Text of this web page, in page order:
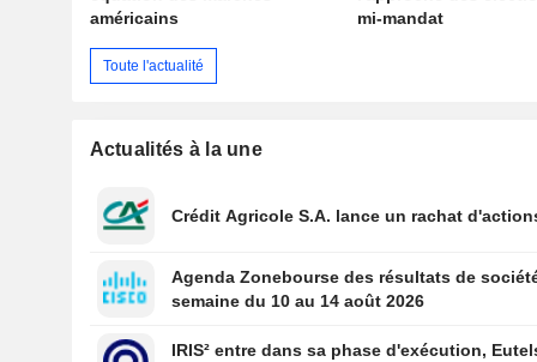
américains
mi-mandat
Toute l'actualité
Actualités à la une
Crédit Agricole S.A. lance un rachat
Agenda Zonebourse des résultats de
semaine du 10 au 14 août 2026
IRIS² entre dans sa phase d'exécution,